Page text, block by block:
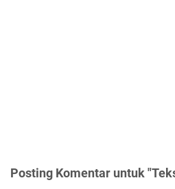
Posting Komentar untuk